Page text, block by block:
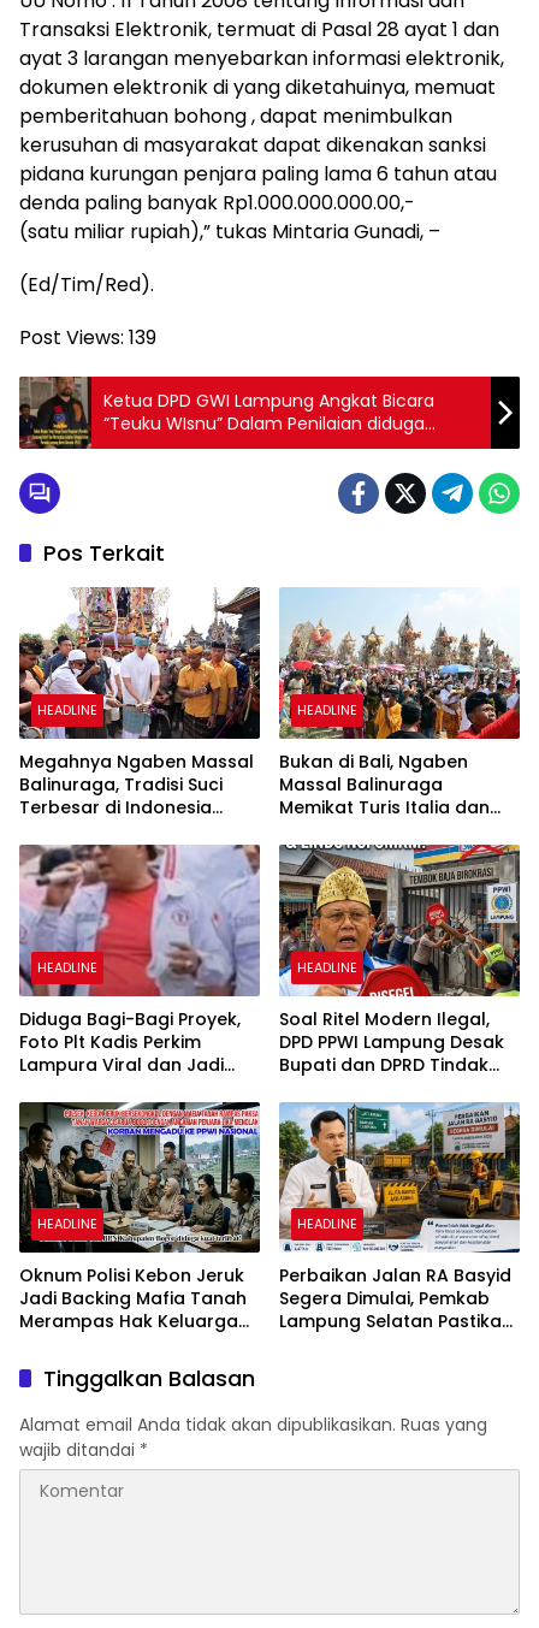
Transaksi Elektronik, termuat di Pasal 28 ayat 1 dan
ayat 3 larangan menyebarkan informasi elektronik,
dokumen elektronik di yang diketahuinya, memuat
pemberitahuan bohong , dapat menimbulkan
kerusuhan di masyarakat dapat dikenakan sanksi
pidana kurungan penjara paling lama 6 tahun atau
denda paling banyak Rp1.000.000.000.00,-
(satu miliar rupiah),” tukas Mintaria Gunadi, –
(Ed/Tim/Red).
Post Views: 139
Ketua DPD GWI Lampung Angkat Bicara
“Teuku WIsnu” Dalam Penilaian diduga
Keroco Mumet Berkeliaran Dilampung Barat
Pos Terkait
HEADLINE
Megahnya Ngaben Massal
Balinuraga, Tradisi Suci
Terbesar di Indonesia
dan Merekatkan Ikatan
Keluarga
HEADLINE
Bukan di Bali, Ngaben
Massal Balinuraga
Memikat Turis Italia dan
HEADLINE
Diduga Bagi-Bagi Proyek,
Foto Plt Kadis Perkim
Lampura Viral dan Jadi
Netizen
HEADLINE
Soal Ritel Modern Ilegal,
DPD PPWI Lampung Desak
Bupati dan DPRD Tindak
No 02/2016
HEADLINE
Oknum Polisi Kebon Jeruk
Jadi Backing Mafia Tanah
Merampas Hak Keluarga
Sutarman
HEADLINE
Perbaikan Jalan RA Basyid
Segera Dimulai, Pemkab
Lampung Selatan Pastikan
Tinggalkan Balasan
Alamat email Anda tidak akan dipublikasikan. Ruas yang
wajib ditandai *